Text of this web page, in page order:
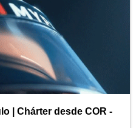
| Chárter desde COR -